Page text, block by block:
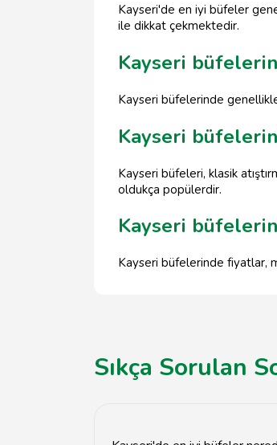
Kayseri'de en iyi büfeler
ile dikkat çekmektedir.
Kayseri
Kayseri büfelerinde
Kayseri
Kayseri büfeleri, klasik
oldukça popülerdir.
Kayseri
Kayseri büfelerinde fiyatlar,
Sıkça Sorulan